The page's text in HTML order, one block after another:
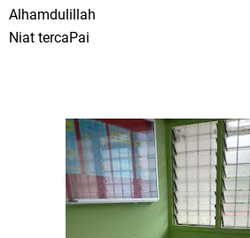
Alhamdulillah
Niat tercaPai